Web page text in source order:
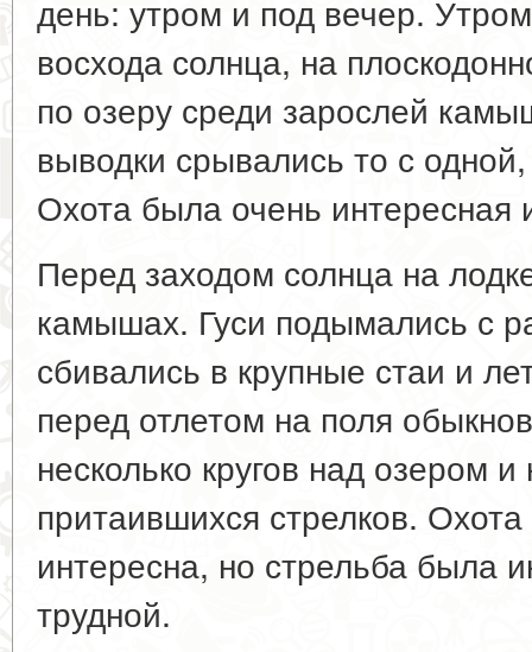
день: утром и под вечер.
восхода солнца, на
по озеру среди зарослей
выводки срывались то с
Охота была очень интересная
Перед заходом солнца на
камышах. Гуси подымались с
сбивались в крупные стаи и
перед отлетом на поля
несколько кругов над озером
притаившихся стрелков.
интересна, но стрельба была
трудной.